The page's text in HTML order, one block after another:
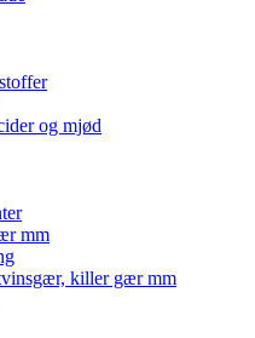
og mjød
mm
killer gær mm